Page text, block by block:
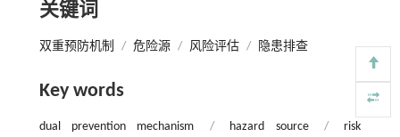
关键词
双重预防机制 / 危险源 / 风险评估 / 隐患排查
Key words
dual prevention mechanism / hazard source /
risk